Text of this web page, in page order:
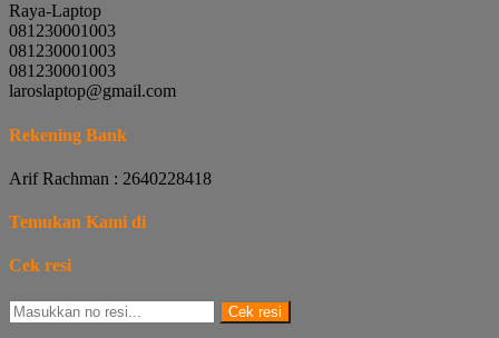
Raya-Laptop
081230001003
081230001003
081230001003
laroslaptop@gmail.com
Rekening Bank
Arif Rachman : 2640228418
Temukan Kami di
Cek resi
Cek resi